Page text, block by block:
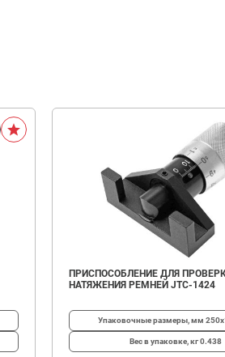
ПРИСПОСОБЛЕНИЕ ДЛЯ
НАТЯЖЕНИЯ РЕМНЕЙ JTC-1424
Упаковочные размеры, мм
Вес в упаковке, кг0.438